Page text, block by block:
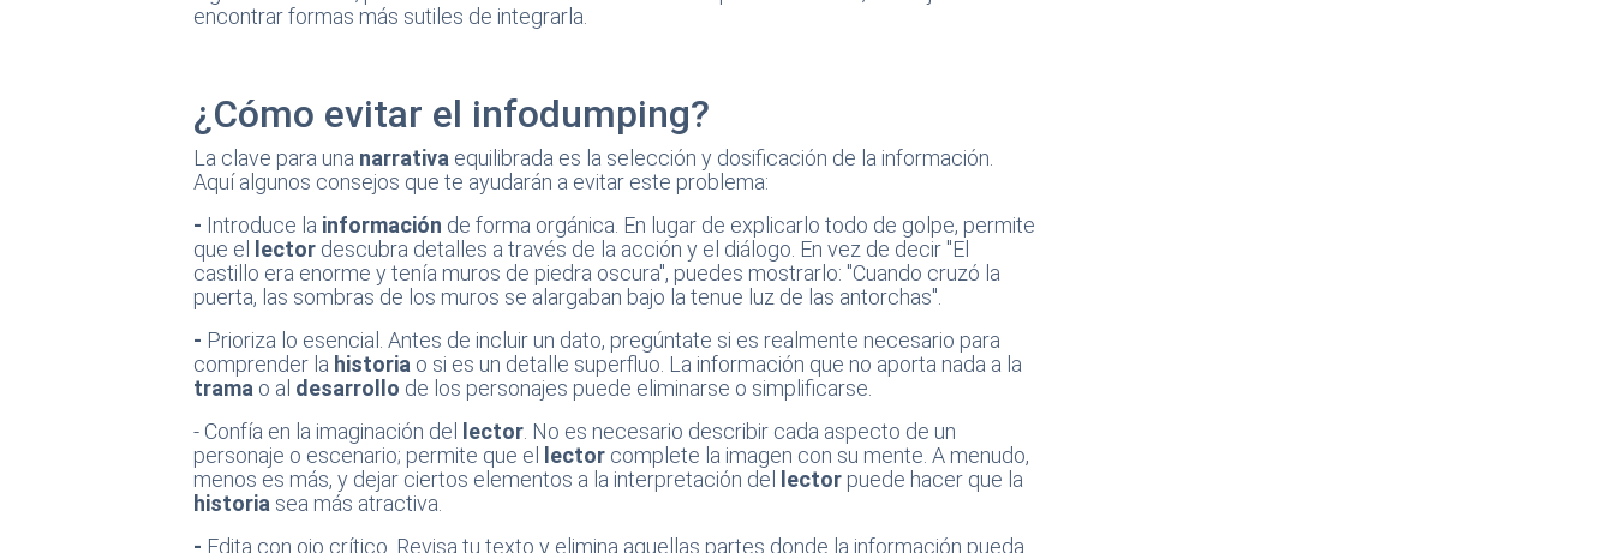
encontrar formas más sutiles de integrarla.
¿Cómo evitar el infodumping?
La clave para una narrativa equilibrada es la selección y dosificación de la información.
Aquí algunos consejos que te ayudarán a evitar este problema:
- Introduce la información de forma orgánica. En lugar de explicarlo todo de golpe, permite
que el lector descubra detalles a través de la acción y el diálogo. En vez de decir "El
castillo era enorme y tenía muros de piedra oscura", puedes mostrarlo: "Cuando cruzó la
puerta, las sombras de los muros se alargaban bajo la tenue luz de las antorchas".
- Prioriza lo esencial. Antes de incluir un dato, pregúntate si es realmente necesario para
comprender la historia o si es un detalle superfluo. La información que no aporta nada a la
trama o al desarrollo de los personajes puede eliminarse o simplificarse.
- Confía en la imaginación del lector . No es necesario describir cada aspecto de un
personaje o escenario; permite que el lector complete la imagen con su mente. A menudo,
menos es más, y dejar ciertos elementos a la interpretación del lector puede hacer que la
historia sea más atractiva.
- Edita con ojo crítico. Revisa tu texto y elimina aquellas partes donde la información pueda